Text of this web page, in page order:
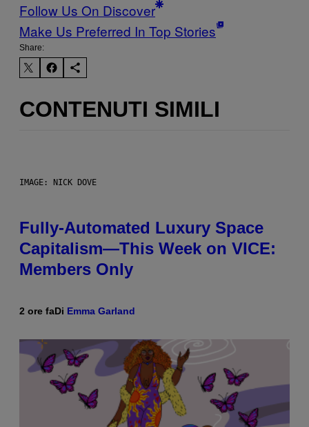
Follow Us On Discover
Make Us Preferred In Top Stories
Share:
CONTENUTI SIMILI
IMAGE: NICK DOVE
Fully-Automated Luxury Space
Capitalism—This Week on VICE:
Members Only
2 ore faDi Emma Garland